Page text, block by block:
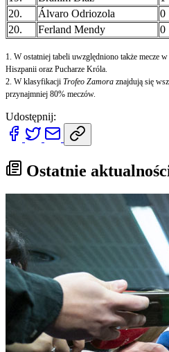
20.
Álvaro Odriozola 0
20.
Ferland Mendy 0
1. W ostatniej tabeli uwzględniono także mecze
Hiszpanii oraz Pucharze Króla.
2. W klasyfikacji Trofeo Zamora znajdują się
przynajmniej 80% meczów.
Udostępnij:
Ostatnie